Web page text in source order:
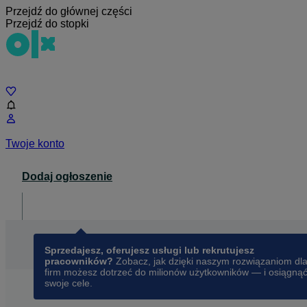
Przejdź do głównej części
Przejdź do stopki
Twoje konto
Dodaj ogłoszenie
Sprzedajesz, oferujesz usługi lub rekrutujesz
pracowników? Zobacz, jak dzięki naszym rozwiązaniom dla
firm możesz dotrzeć do milionów użytkowników — i osiągnąć
swoje cele.